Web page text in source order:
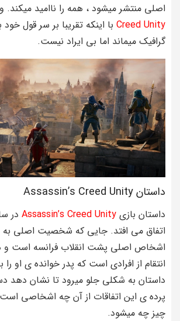
اصلی منتشر میشود ، همه را ناامید میکند.
Creed Unity با اینکه تقریبا بر سر قول خود
گرافیک میماند اما بی ایراد نیست.
داستان Assassin’s Creed Unity
داستان بازی Assassin’s Creed Unity در
اتفاق می افتد. جایی که شخصیت اصلی به
اشخاص اصلی پشت انقلاب فرانسه است و در
انتقام از افرادی است که پدر خوانده ی او را
داستان به شکلی جلو میرود تا نشان
پرده ی این اتفاقات از آن چه اشخاصی
چیز چه میشود.